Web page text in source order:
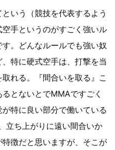
いう（競技を代表するよう
手というのがすごく強いル
。どんなルールでも強い奴
特に硬式空手は、打撃を当
れる。『間合いを取る』こ
とないとでMMAですごく
特に良い部分で働いている
立ち上がりに遠い間合いか
徴だと思いますが、そこが